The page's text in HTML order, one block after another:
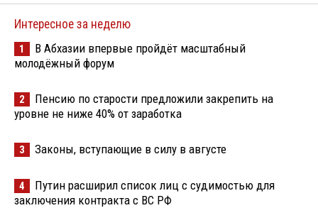
Интересное за неделю
1
В Абхазии впервые пройдёт масштабный
молодёжный форум
2
Пенсию по старости предложили закрепить на
уровне не ниже 40% от заработка
3 Законы, вступающие в силу в августе
4
Путин расширил список лиц с судимостью для
заключения контракта с ВС РФ